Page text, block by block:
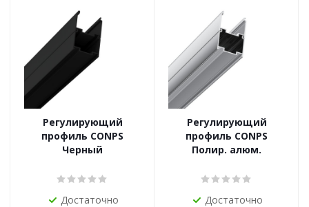
Регулирующий
профиль CONPS
Черный
Достаточно
Регулирующий
профиль CONPS
Полир. алюм.
Достаточно